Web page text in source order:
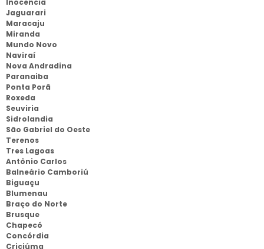
Inocencia
Jaguarari
Maracaju
Miranda
Mundo Novo
Naviraí
Nova Andradina
Paranaiba
Ponta Porã
Roxeda
Seuviria
Sidrolandia
São Gabriel do Oeste
Terenos
Tres Lagoas
Antônio Carlos
Balneário Camboriú
Biguaçu
Blumenau
Braço do Norte
Brusque
Chapecó
Concórdia
Criciúma